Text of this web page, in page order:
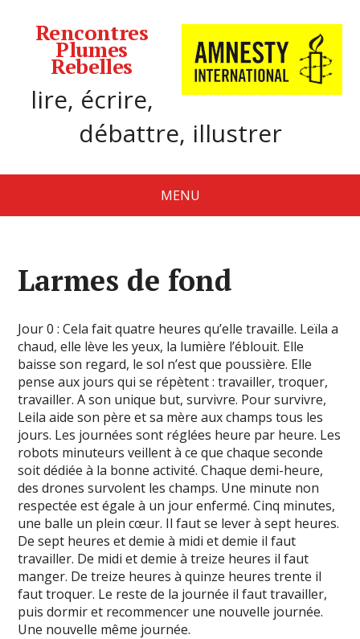
Rencontres
Plumes
Rebelles
lire, écrire,
débattre, illustrer
MENU
Larmes de fond
Jour 0 : Cela fait quatre heures qu’elle travaille. Leïla a
chaud, elle lève les yeux, la lumière l’éblouit. Elle
baisse son regard, le sol n’est que poussière. Elle
pense aux jours qui se répètent : travailler, troquer,
travailler. A son unique but, survivre. Pour survivre,
Leila aide son père et sa mère aux champs tous les
jours. Les journées sont réglées heure par heure. Les
robots minuteurs veillent à ce que chaque seconde
soit dédiée à la bonne activité. Chaque demi-heure,
des drones survolent les champs. Une minute non
respectée est égale à un jour enfermé. Cinq minutes,
une balle un plein cœur. Il faut se lever à sept heures.
De sept heures et demie à midi et demie il faut
travailler. De midi et demie à treize heures il faut
manger. De treize heures à quinze heures trente il
faut troquer. Le reste de la journée il faut travailler,
puis dormir et recommencer une nouvelle journée.
Une nouvelle même journée.